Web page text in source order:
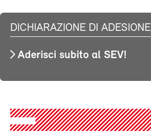
DICHIARAZIONE DI ADESIONE
Aderisci subito al SEV!